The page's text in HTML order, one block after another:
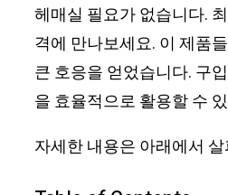
헤매실 필요가 없습니다.
격에 만나보세요. 이 제품
큰 호응을 얻었습니다. 구
을 효율적으로 활용할 수
자세한 내용은 아래에서